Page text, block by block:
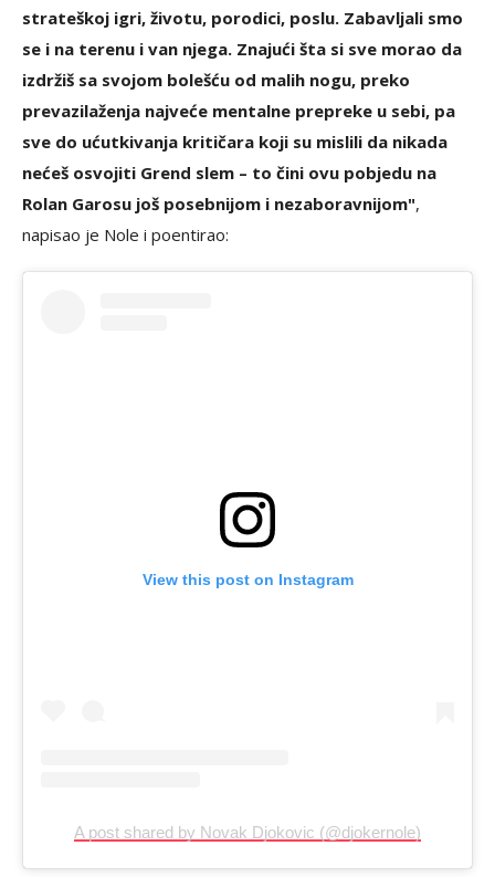
strateškoj igri, životu, porodici, poslu. Zabavljali smo
se i na terenu i van njega. Znajući šta si sve morao da
izdržiš sa svojom bolešću od malih nogu, preko
prevazilaženja najveće mentalne prepreke u sebi, pa
sve do ućutkivanja kritičara koji su mislili da nikada
nećeš osvojiti Grend slem – to čini ovu pobjedu na
Rolan Garosu još posebnijom i nezaboravnijom",
napisao je Nole i poentirao:
View this post on Instagram
A post shared by Novak Djokovic (@djokernole)